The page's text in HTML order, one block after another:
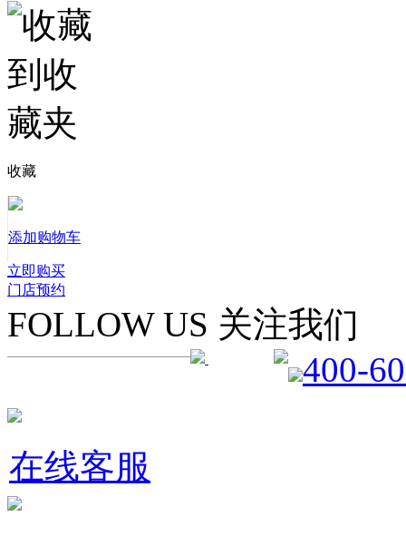
收藏
添加购物车
立即购买
门店预约
FOLLOW US 关注我们
400-
在线客服